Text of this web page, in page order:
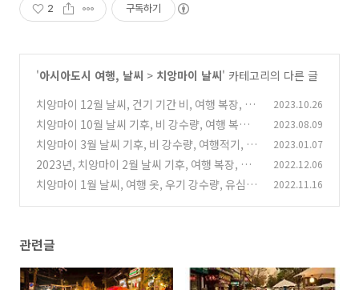
2 구독하기
'아시아도시 여행, 날씨 > 치앙마이 날씨' 카테고리의 다른 글
치앙마이 12월 날씨, 건기 기간 비, 여행 복장, 야
시장 정보, 숙소 가격
(12)
2023.10.26
치앙마이 10월 날씨 기후, 비 강수량, 여행 복장,
유심, 그랩, 항공권 가격
(0)
2023.08.09
치앙마이 3월 날씨 기후, 비 강수량, 여행적기, 복
장, esim, 호텔 가격
(4)
2023.01.07
2023년, 치앙마이 2월 날씨 기후, 여행 복장, 우
기 기간, esim, 그랩 정보 (0)
2022.12.06
치앙마이 1월 날씨, 여행 옷, 우기 강수량, 유심,
2022.11.16
관련글